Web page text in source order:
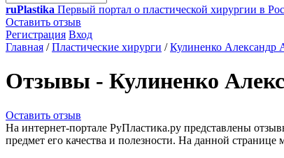
ruPlastika Первый портал о пластической хирургии в
Оставить отзыв
Регистрация Вход
Главная / Пластические хирурги / Кулиненко Александр
Отзывы - Кулиненко
Оставить отзыв
На интернет-портале РуПластика.ру представлены
предмет его качества и полезности. На данной